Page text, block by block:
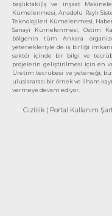
başlıktaki(İş ve inşaat
Kümelenmesi, Anadolu Raylı
Teknolojileri Kümelenmesi,
Sanayi Kümelenmesi, Ostim
bölgenin tüm Ankara
yetenekleriyle de iş birliği
sektör içinde bir bilgi ve
projelerin geliştirilmesi için en
Üretim tecrübesi ve yeteneği;
uluslararası bir örnek ve ilham
vermeye devam ediyor.
Gizlilik | Portal Kullanım